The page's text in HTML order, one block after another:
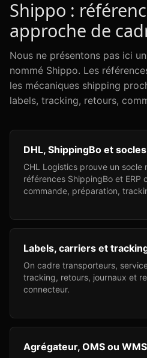
Shippo :
approche de
Nous ne présentons pas ici
nommé Shippo. Les
les mécaniques shipping
labels, tracking, retours,
DHL, ShippingBo et
CHL Logistics prouve un socle
références ShippingBo et ERP
commande, préparation,
Labels, carriers et
On cadre transporteurs,
tracking, retours, journaux et
connecteur.
Agrégateur, OMS ou WMS